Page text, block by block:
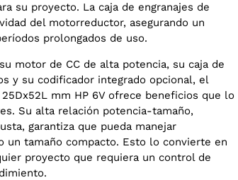
su proyecto. La caja de engranajes de
del motorreductor, asegurando un
prolongados de uso.
motor de CC de alta potencia, su caja de
y su codificador integrado opcional, el
mm HP 6V ofrece beneficios que lo
Su alta relación potencia-tamaño,
garantiza que pueda manejar
un tamaño compacto. Esto lo convierte en
proyecto que requiera un control de